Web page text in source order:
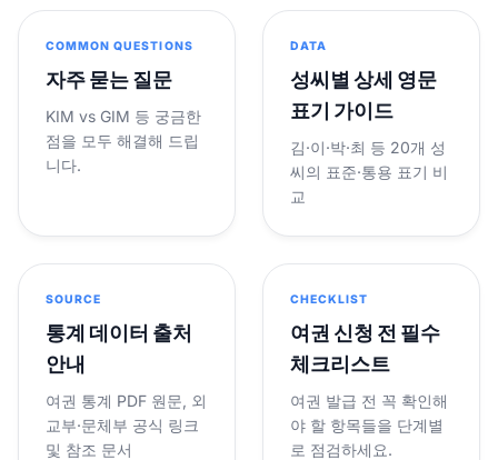
COMMON QUESTIONS
자주 묻는 질문
KIM vs GIM 등 궁금한
점을 모두 해결해 드립
니다.
DATA
성씨별 상세 영문
표기 가이드
김·이·박·최 등 20개 성
씨의 표준·통용 표기 비
교
SOURCE
통계 데이터 출처
안내
여권 통계 PDF 원문, 외
교부·문체부 공식 링크
및 참조 문서
CHECKLIST
여권 신청 전 필수
체크리스트
여권 발급 전 꼭 확인해
야 할 항목들을 단계별
로 점검하세요.